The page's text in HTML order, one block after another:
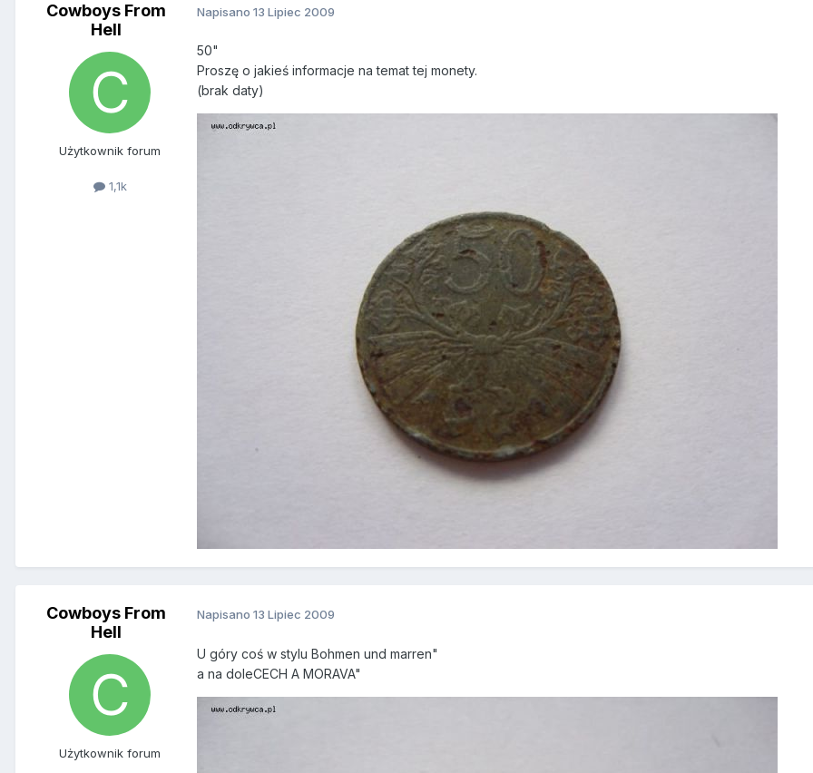
Cowboys From
Hell
Użytkownik forum
1,1k
Napisano 13 Lipiec 2009
50"
Proszę o jakieś informacje na temat tej monety.
(brak daty)
Cowboys From
Hell
Użytkownik forum
Napisano 13 Lipiec 2009
U góry coś w stylu Bohmen und marren"
a na doleCECH A MORAVA"